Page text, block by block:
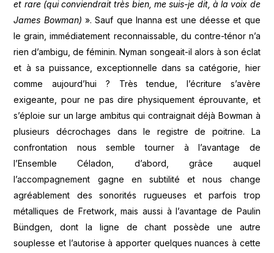
et rare (qui conviendrait très bien, me suis-je dit, à la voix de
James Bowman)». Sauf que Inanna est une déesse et que
le grain, immédiatement reconnaissable, du contre-ténor n’a
rien d’ambigu, de féminin. Nyman songeait-il alors à son éclat
et à sa puissance, exceptionnelle dans sa catégorie, hier
comme aujourd’hui ? Très tendue, l’écriture s’avère
exigeante, pour ne pas dire physiquement éprouvante, et
s’éploie sur un large ambitus qui contraignait déjà Bowman à
plusieurs décrochages dans le registre de poitrine. La
confrontation nous semble tourner à l’avantage de
l’Ensemble Céladon, d’abord, grâce auquel
l’accompagnement gagne en subtilité et nous change
agréablement des sonorités rugueuses et parfois trop
métalliques de Fretwork, mais aussi à l’avantage de Paulin
Bündgen, dont la ligne de chant possède une autre
souplesse et l’autorise à apporter quelques nuances à cette